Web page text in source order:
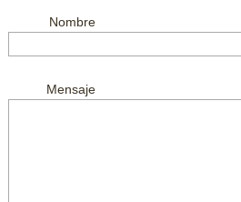
Nombre
Mensaje